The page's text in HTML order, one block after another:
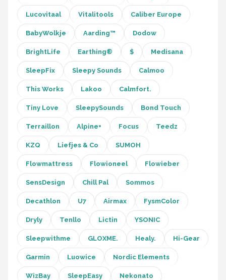
Lucovitaal Vitalitools Caliber Europe
BabyWolkje Aarding™ Dodow
BrightLife Earthing® $ Medisana
SleepFix Sleepy Sounds Calmoo
This Works Lakoo Calmfort.
Tiny Love SleepySounds Bond Touch
Terraillon Alpine+ Focus Teedz
KZQ Liefjes & Co SUMOH
Flowmattress Flowioneel Flowieber
SensDesign Chill Pal Sommos
Decathlon U7 Airmax FysmColor
Dryly Tenllo Lictin YSONIC
Sleepwithme GLOXME. Healy. Hi-Gear
Garmin Luowice Nordic Elements
WizBay SleepEasy Nekonato